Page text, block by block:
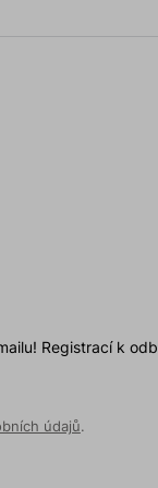
Registrací k
údajů.